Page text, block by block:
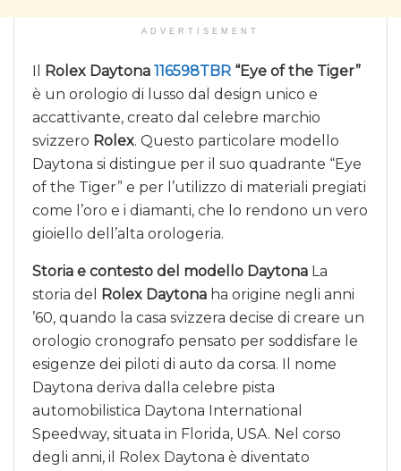
ADVERTISEMENT
Rolex Daytona 116598TBR “Eye of the Tiger”
è un orologio di lusso dal design unico e
accattivante, creato dal celebre marchio
svizzero Rolex. Questo particolare modello
Daytona si distingue per il suo quadrante “Eye
of the Tiger” e per l’utilizzo di materiali pregiati
come l’oro e i diamanti, che lo rendono un vero
gioiello dell’alta orologeria.
Storia e contesto del modello Daytona La
storia del
Rolex Daytona ha origine negli anni
’60, quando la casa svizzera decise di creare un
orologio cronografo pensato per soddisfare le
esigenze dei piloti di auto da corsa. Il nome
Daytona deriva dalla celebre pista
automobilistica Daytona International
Speedway, situata in Florida, USA. Nel corso
degli anni, il Rolex Daytona è diventato